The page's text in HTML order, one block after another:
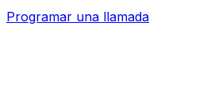
Programar una llamada